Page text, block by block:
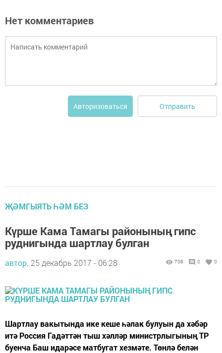
Нет комментариев
Авторизоваться Отправить
ҖӘМГЫЯТЬ ҺӘМ БЕЗ
Күрше Кама Тамагы районының гипс
руднигында шартлау булган
автор, 25 декабрь 2017 - 06:28 708 0 0
Шартлау вакытында ике кеше һәлак булуын да хәбәр
итә Россия Гадәттән тыш хәлләр министрлыгының ТР
буенча Баш идарәсе матбугат хезмәте. Төнлә белән